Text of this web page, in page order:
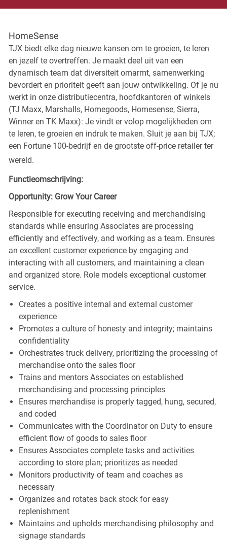
HomeSense
TJX biedt elke dag nieuwe kansen om te groeien, te leren
en jezelf te overtreffen. Je maakt deel uit van een
dynamisch team dat diversiteit omarmt, samenwerking
bevordert en prioriteit geeft aan jouw ontwikkeling. Of je nu
werkt in onze distributiecentra, hoofdkantoren of winkels
(TJ Maxx, Marshalls, Homegoods, Homesense, Sierra,
Winner en TK Maxx): Je vindt er volop mogelijkheden om
te leren, te groeien en indruk te maken. Sluit je aan bij TJX;
een Fortune 100-bedrijf en de grootste off-price retailer ter
wereld.
Functieomschrijving:
Opportunity: Grow Your Career
Responsible for executing receiving and merchandising
standards while ensuring Associates are processing
efficiently and effectively, and working as a team. Ensures
an excellent customer experience by engaging and
interacting with all customers, and maintaining a clean
and organized store. Role models exceptional customer
service.
Creates a positive internal and external customer
experience
Promotes a culture of honesty and integrity; maintains
confidentiality
Orchestrates truck delivery, prioritizing the processing of
merchandise onto the sales floor
Trains and mentors Associates on established
merchandising and processing principles
Ensures merchandise is properly tagged, hung, secured,
and coded
Communicates with the Coordinator on Duty to ensure
efficient flow of goods to sales floor
Ensures Associates complete tasks and activities
according to store plan; prioritizes as needed
Monitors productivity of team and coaches as
necessary
Organizes and rotates back stock for easy
replenishment
Maintains and upholds merchandising philosophy and
signage standards